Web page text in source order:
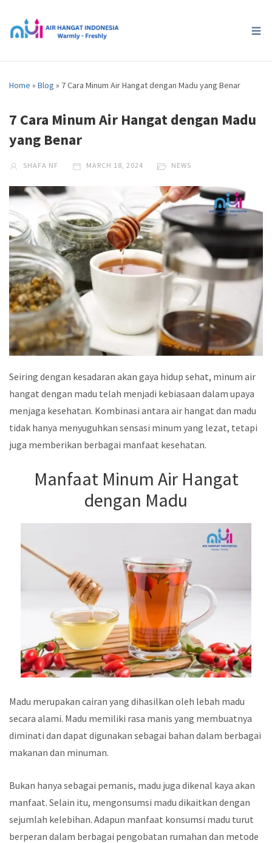
Home » Blog » 7 Cara Minum Air Hangat dengan Madu yang Benar
7 Cara Minum Air Hangat dengan Madu
yang Benar
SHAFA NF MARCH 18, 2024 NEWS
Seiring dengan kesadaran akan gaya hidup sehat, minum air
hangat dengan madu telah menjadi kebiasaan dalam upaya
menjaga kesehatan. Kombinasi antara air hangat dan madu
tidak hanya menyuguhkan sensasi minum yang lezat, tetapi
juga memberikan berbagai manfaat kesehatan.
Manfaat Minum Air Hangat
dengan Madu
Madu merupakan cairan yang dihasilkan oleh lebah madu
secara alami. Madu memiliki rasa manis yang membuatnya
diminati dan dapat digunakan sebagai bahan dalam berbagai
makanan dan minuman.
Bukan hanya sebagai pemanis, madu juga dikenal kaya akan
manfaat. Selain itu, mengonsumsi madu dikaitkan dengan
sejumlah kelebihan. Adapun manfaat konsumsi madu turut
berperan dalam berbagai pengobatan rumahan dan metode